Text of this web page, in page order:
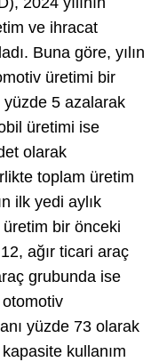
ve ihracat
Buna göre, yılın
üretimi bir
yüzde 5 azalarak
üretimi ise
olarak
toplam üretim
ilk yedi aylık
bir önceki
ağır ticari araç
grubunda ise
yüzde 73 olarak
kullanım